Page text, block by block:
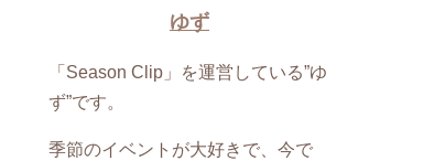
ゆず
「Season Clip」を運営している”ゆ
ず”です。
季節のイベントが大好きで、今で